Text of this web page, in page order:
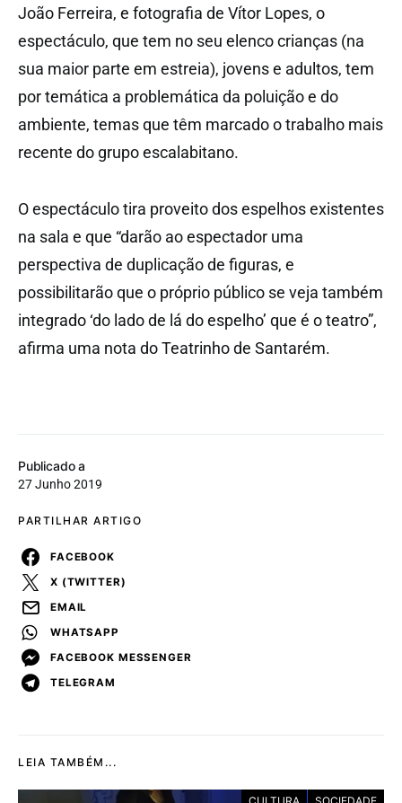
Publicado a
27 Junho 2019
PARTILHAR ARTIGO
FACEBOOK
X (TWITTER)
EMAIL
WHATSAPP
FACEBOOK MESSENGER
TELEGRAM
João Ferreira, e fotografia de Vítor Lopes, o
espectáculo, que tem no seu elenco crianças (na
sua maior parte em estreia), jovens e adultos, tem
por temática a problemática da poluição e do
ambiente, temas que têm marcado o trabalho mais
recente do grupo escalabitano.
O espectáculo tira proveito dos espelhos existentes
na sala e que “darão ao espectador uma
perspectiva de duplicação de figuras, e
possibilitarão que o próprio público se veja também
integrado ‘do lado de lá do espelho’ que é o teatro”,
afirma uma nota do Teatrinho de Santarém.
LEIA TAMBÉM...